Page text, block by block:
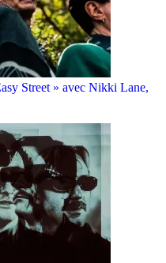
Street » avec Nikki Lane,